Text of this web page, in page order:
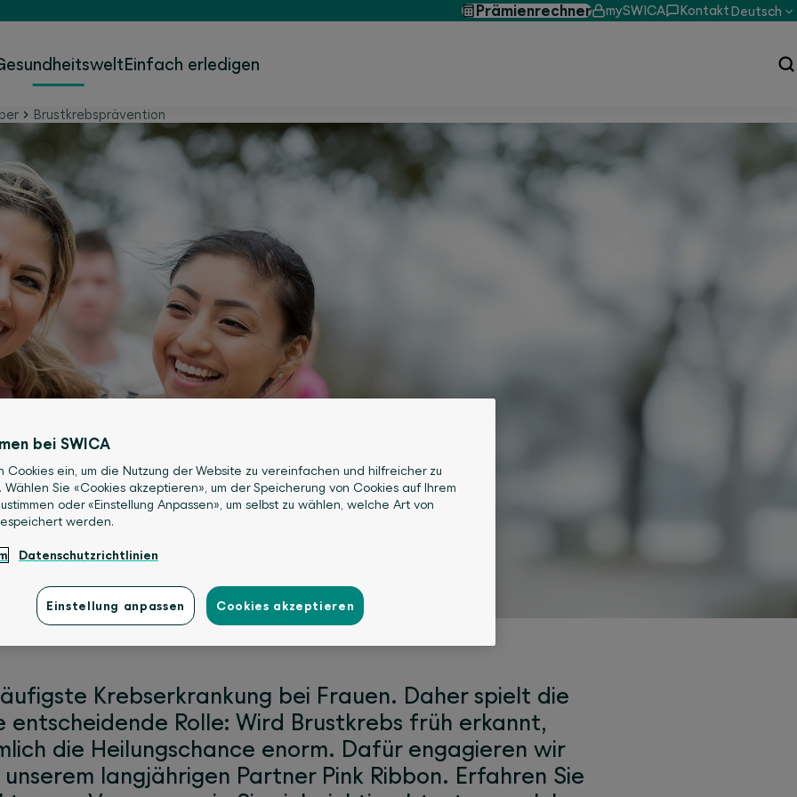
Prämienrechner mySWICA KontaktDeutsch
Einfach erledigen
Brustkrebsprävention
kann Leben retten
Krebserkrankung bei Frauen. Daher spielt die
entscheidende Rolle: Wird Brustkrebs früh erkannt,
die Heilungschance enorm. Dafür engagieren wir
langjährigen Partner Pink Ribbon. Erfahren Sie
bei SWICA
Cookies ein, um die Nutzung der Website zu vereinfachen und hilfreicher zu
Wählen Sie «Cookies akzeptieren», um der Speicherung von Cookies auf Ihrem
oder «Einstellung Anpassen», um selbst zu wählen, welche Art von
werden.
Datenschutzrichtlinien
Einstellung anpassen Cookies akzeptieren